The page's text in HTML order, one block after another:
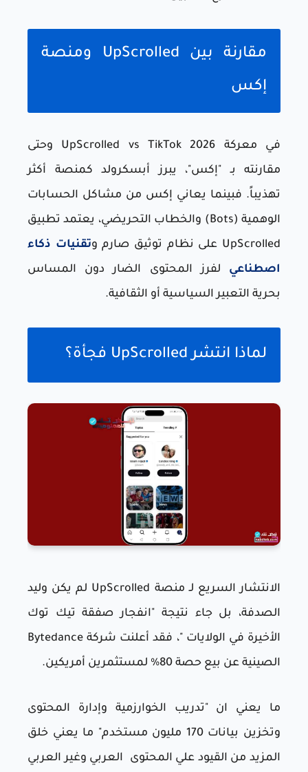
مقارنة بين UpScrolled ومنصة
إكس
في معركة UpScrolled vs TikTok 2026 وحتى
مقارنته بـ "إكس"، يبرز أبسكرولد كمنصة أكثر
تهذيباً. فبينما يعاني إكس من مشاكل الحسابات
الوهمية (Bots) والخطاب التحريضي، يعتمد تطبيق
UpScrolled على نظام توثيق صارم و
تقنيات ذكاء
اصطناعي لفرز المحتوى الضار دون المساس
بحرية التعبير السياسية أو الثقافية.
لماذا انتشر UpScrolled فجأة؟
الانتشار السريع لـ منصة UpScrolled لم يكن وليد
الصدفة، بل جاء نتيجة "انفجار صفقة تيك توك
الأخيرة في الولايات "، فقد أعلنت شركة Bytedance
الصينية عن بيع حصة 80% لمستثمرين أمريكين.
ما يعني ان "تدريب الخوارزمية وإدارة المحتوى
وتخزين بيانات 170 مليون مستخدم" ما يعني خلق
المزيد من القيود علي المحتوى العربي وغير العربي